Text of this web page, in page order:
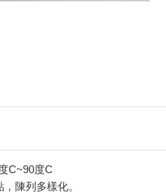
C~90度C
陳列多樣化。